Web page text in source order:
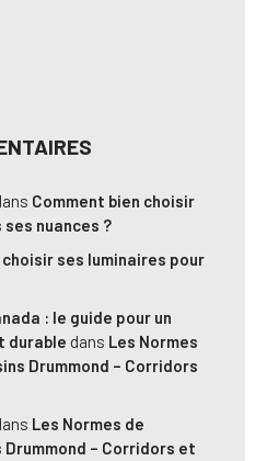
Comment bien choisir
nuances ?
ses luminaires pour
: le guide pour un
durable dans Les Normes
Drummond – Corridors
Les Normes de
– Corridors et